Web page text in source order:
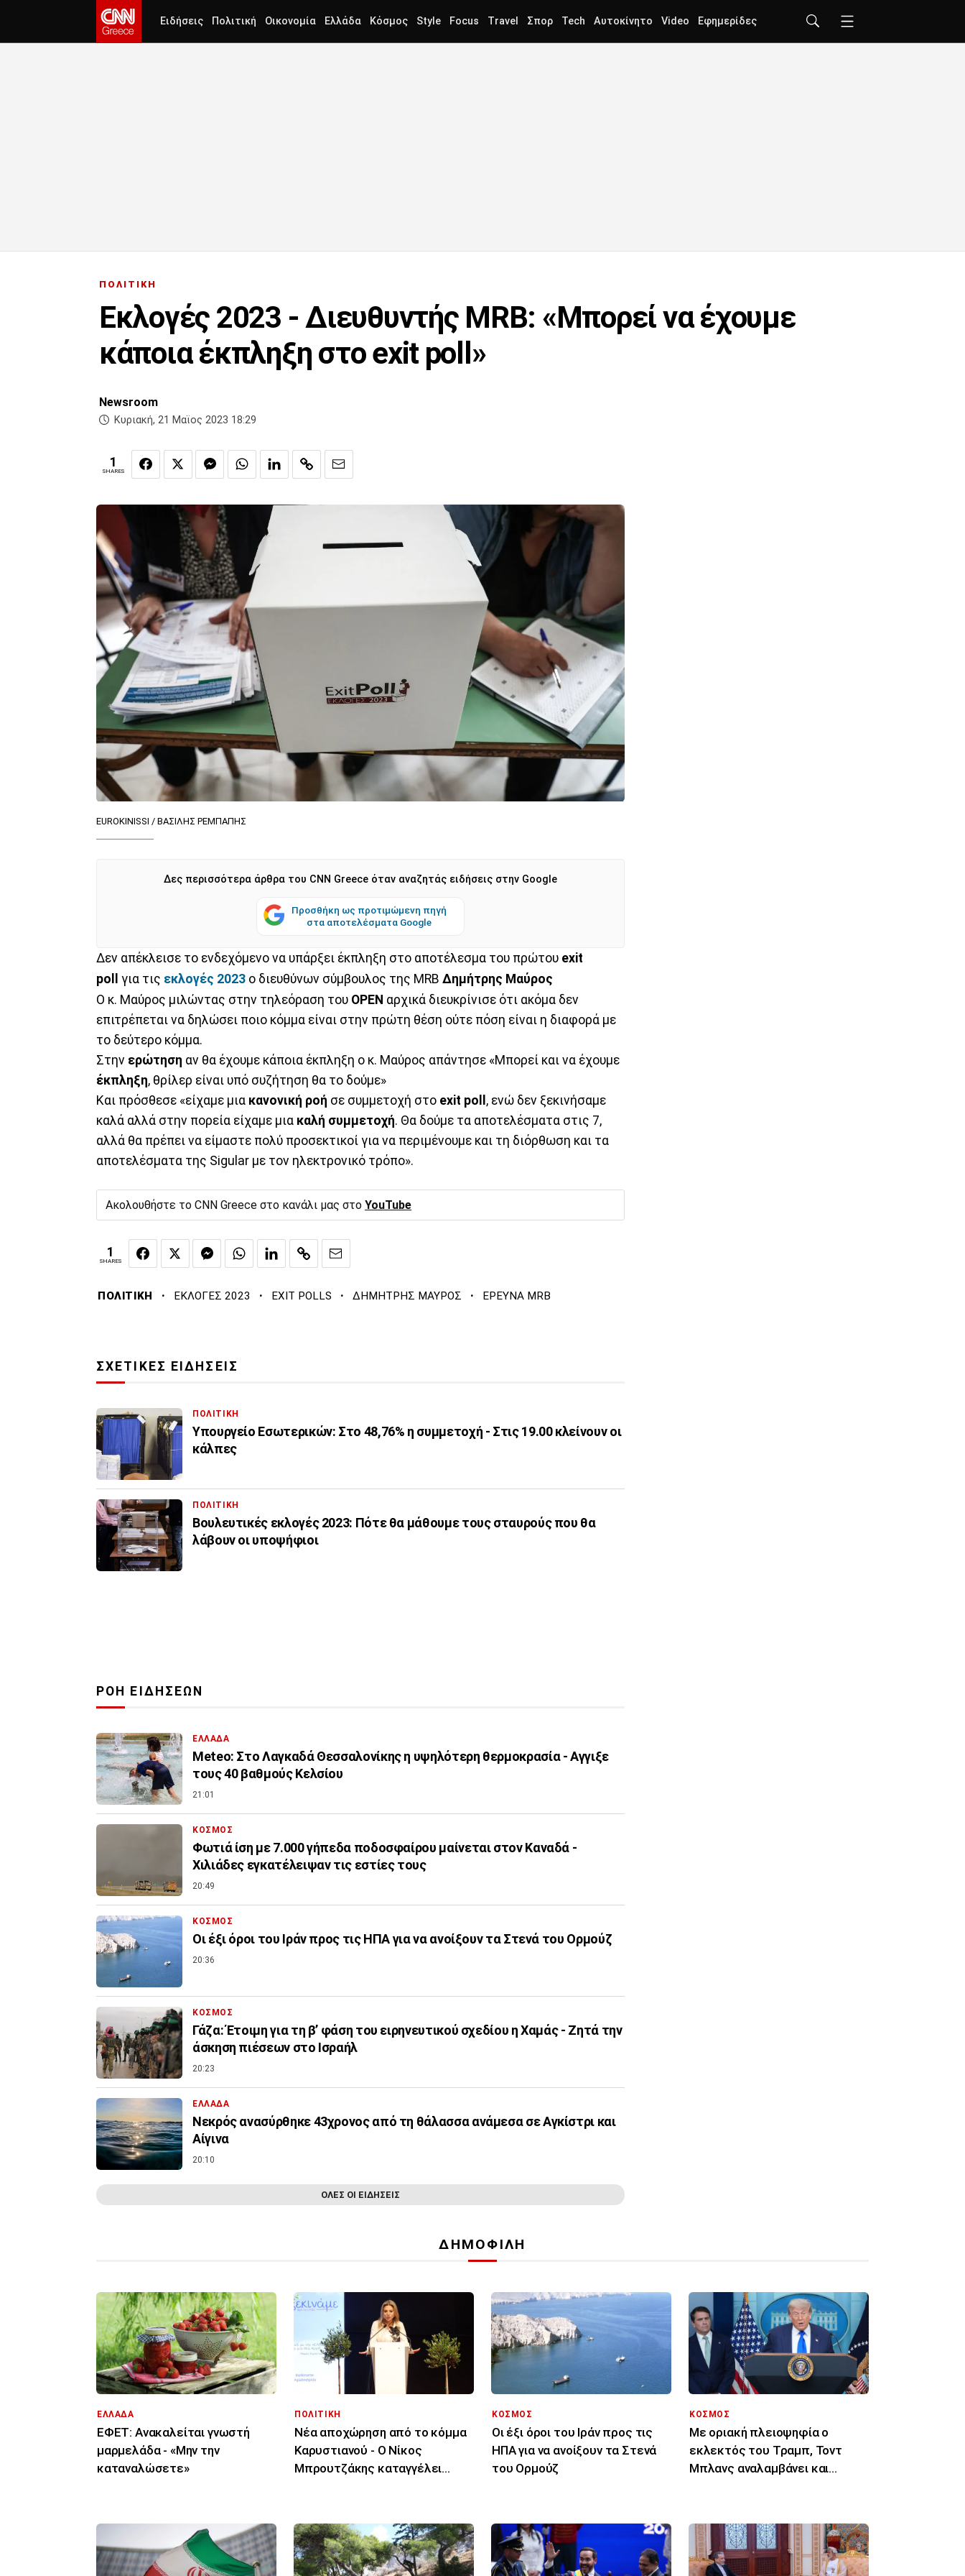
Ειδήσεις Πολιτική Οικονομία Ελλάδα Κόσμος Style Focus Travel Σπορ Tech Αυτοκίνητο Video Εφημερίδες
ΠΟΛΙΤΙΚΗ
Eκλογές 2023 - Διευθυντής MRB: «Μπορεί να έχουμε
κάποια έκπληξη στo exit poll»
Newsroom
Κυριακή, 21 Μαϊος 2023 18:29
1
SHARES
EUROKINISSI / ΒΑΣΙΛΗΣ ΡΕΜΠΑΠΗΣ
Δες περισσότερα άρθρα του CNN Greece όταν αναζητάς ειδήσεις στην Google
Προσθήκη ως προτιμώμενη πηγή
στα αποτελέσματα Google
Δεν απέκλεισε το ενδεχόμενο να υπάρξει έκπληξη στο αποτέλεσμα του πρώτου exit
poll
για τις εκλογές 2023 ο διευθύνων σύμβουλος της MRB Δημήτρης Μαύρος
Ο κ. Μαύρος μιλώντας στην τηλεόραση του OPEN αρχικά διευκρίνισε ότι ακόμα δεν
επιτρέπεται να δηλώσει ποιο κόμμα είναι στην πρώτη θέση ούτε πόση είναι η διαφορά με
το δεύτερο κόμμα.
Στην ερώτηση αν θα έχουμε κάποια έκπληξη ο κ. Μαύρος απάντησε «Μπορεί και να έχουμε
έκπληξη, θρίλερ είναι υπό συζήτηση θα το δούμε»
Και πρόσθεσε «είχαμε μια κανονική ροή σε συμμετοχή στο exit poll , ενώ δεν ξεκινήσαμε
καλά αλλά στην πορεία είχαμε μια καλή συμμετοχή. Θα δούμε τα αποτελέσματα στις 7,
αλλά θα πρέπει να είμαστε πολύ προσεκτικοί για να περιμένουμε και τη διόρθωση και τα
αποτελέσματα της Sigular με τον ηλεκτρονικό τρόπο».
Ακολουθήστε το CNN Greece στο κανάλι μας στο YouTube
1
SHARES
ΠΟΛΙΤΙΚΗ · ΕΚΛΟΓΕΣ 2023 · EXIT POLLS · ΔΗΜΗΤΡΗΣ ΜΑΥΡΟΣ · ΕΡΕΥΝΑ MRB
ΣΧΕΤΙΚΕΣ ΕΙΔΗΣΕΙΣ
ΠΟΛΙΤΙΚΗ
Υπουργείο Εσωτερικών: Στο 48,76% η συμμετοχή - Στις 19.00 κλείνουν οι
κάλπες
ΠΟΛΙΤΙΚΗ
Βουλευτικές εκλογές 2023: Πότε θα μάθουμε τους σταυρούς που θα
λάβουν οι υποψήφιοι
ΡΟΗ ΕΙΔΗΣΕΩΝ
ΕΛΛΑΔΑ
Meteo: Στο Λαγκαδά Θεσσαλονίκης η υψηλότερη θερμοκρασία - Αγγιξε
τους 40 βαθμούς Κελσίου
21:01
ΚΟΣΜΟΣ
Φωτιά ίση με 7.000 γήπεδα ποδοσφαίρου μαίνεται στον Καναδά -
Χιλιάδες εγκατέλειψαν τις εστίες τους
20:49
ΚΟΣΜΟΣ
Οι έξι όροι του Ιράν προς τις ΗΠΑ για να ανοίξουν τα Στενά του Ορμούζ
20:36
ΚΟΣΜΟΣ
Γάζα: Έτοιμη για τη β’ φάση του ειρηνευτικού σχεδίου η Χαμάς - Ζητά την
άσκηση πιέσεων στο Ισραήλ
20:23
ΕΛΛΑΔΑ
Νεκρός ανασύρθηκε 43χρονος από τη θάλασσα ανάμεσα σε Αγκίστρι και
Αίγινα
20:10
ΟΛΕΣ ΟΙ ΕΙΔΗΣΕΙΣ
ΔΗΜΟΦΙΛΗ
ΕΛΛΑΔΑ
ΕΦΕΤ: Ανακαλείται γνωστή
μαρμελάδα - «Μην την
καταναλώσετε»
ΠΟΛΙΤΙΚΗ
Νέα αποχώρηση από το κόμμα
Καρυστιανού - Ο Νίκος
Μπρουτζάκης καταγγέλει
ΚΟΣΜΟΣ
Οι έξι όροι του Ιράν προς τις
ΗΠΑ για να ανοίξουν τα Στενά
του Ορμούζ
ΚΟΣΜΟΣ
Με οριακή πλειοψηφία ο
εκλεκτός του Τραμπ, Τοντ
Μπλανς αναλαμβάνει και